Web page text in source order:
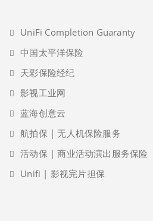
UniFi Completion Guaranty
中国太平洋保险
天彩保险经纪
影视工业网
蓝海创意云
航拍保 | 无人机保险服务
活动保 | 商业活动演出服务保险
Unifi | 影视完片担保